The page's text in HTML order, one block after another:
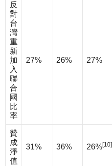
反
對
台
灣
重
新
加
入
聯
合
國
比
率
27% 26% 27%
贊
成
淨
值
31% 36% 26%[10]